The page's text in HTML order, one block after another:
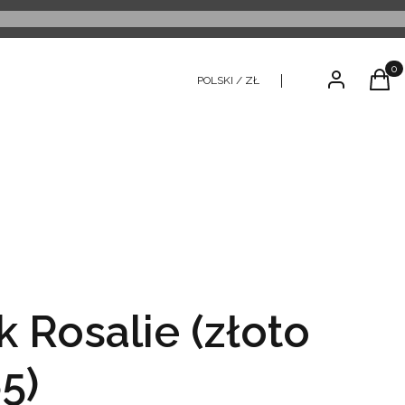
POLSKI / ZŁ Zaloguj się
Rosalie (złoto